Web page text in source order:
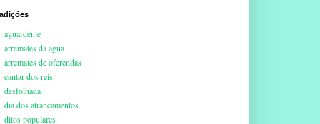
aguardente
arremates da agua
arremates de oferendas
cantar dos reis
desfolhada
dia dos atrancamentos
ditos populares